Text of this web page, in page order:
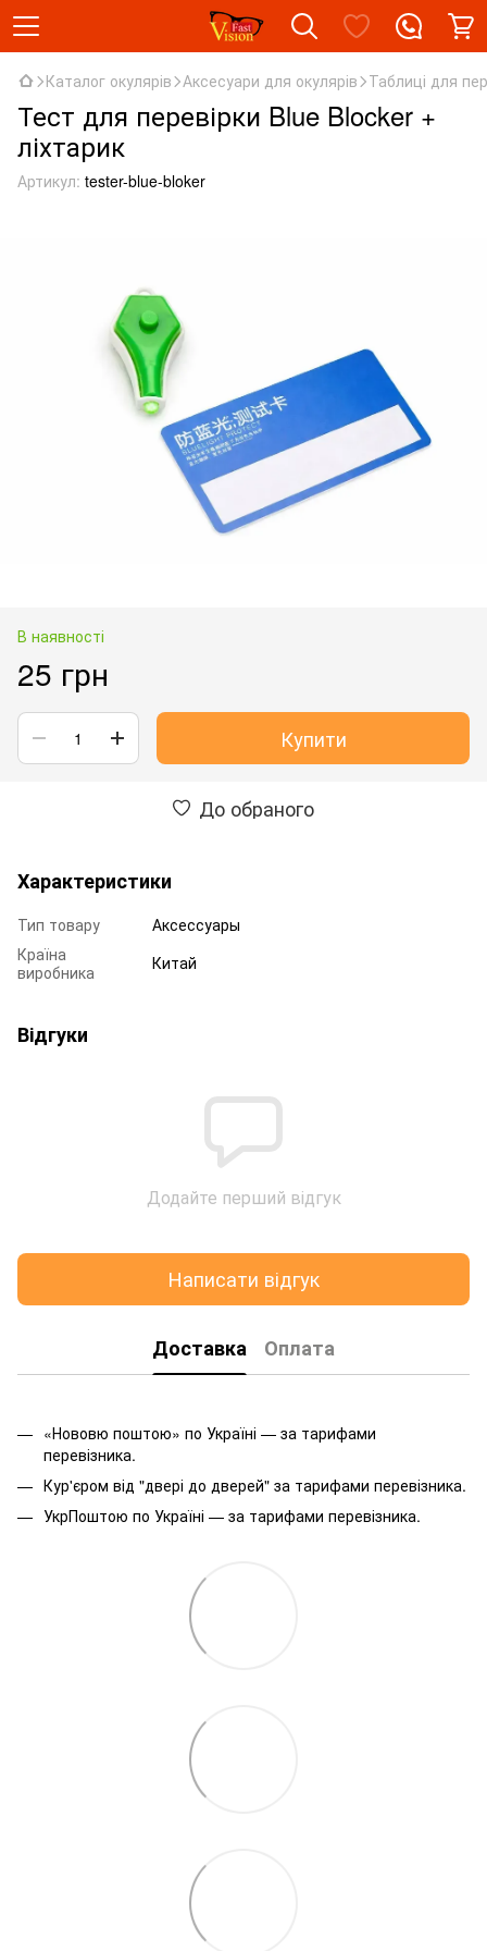
Каталог окулярів Аксесуари для окулярів Таблиці для
Тест для перевірки Blue Blocker +
ліхтарик
Артикул: tester-blue-bloker
В наявності
25 грн
Купити
До обраного
Характеристики
Тип товару
Аксессуары
Країна
виробника
Китай
Відгуки
Додайте перший відгук
Написати відгук
Доставка Оплата
«Нововю поштою» по Україні — за тарифами
перевізника.
Кур'єром від "двері до дверей" за тарифами перевізника.
УкрПоштою по Україні — за тарифами перевізника.